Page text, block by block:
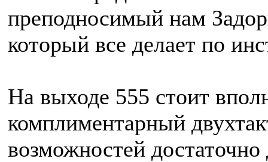
преподносимый нам
который все делает по
На выходе 555 стоит
комплиментарный
возможностей